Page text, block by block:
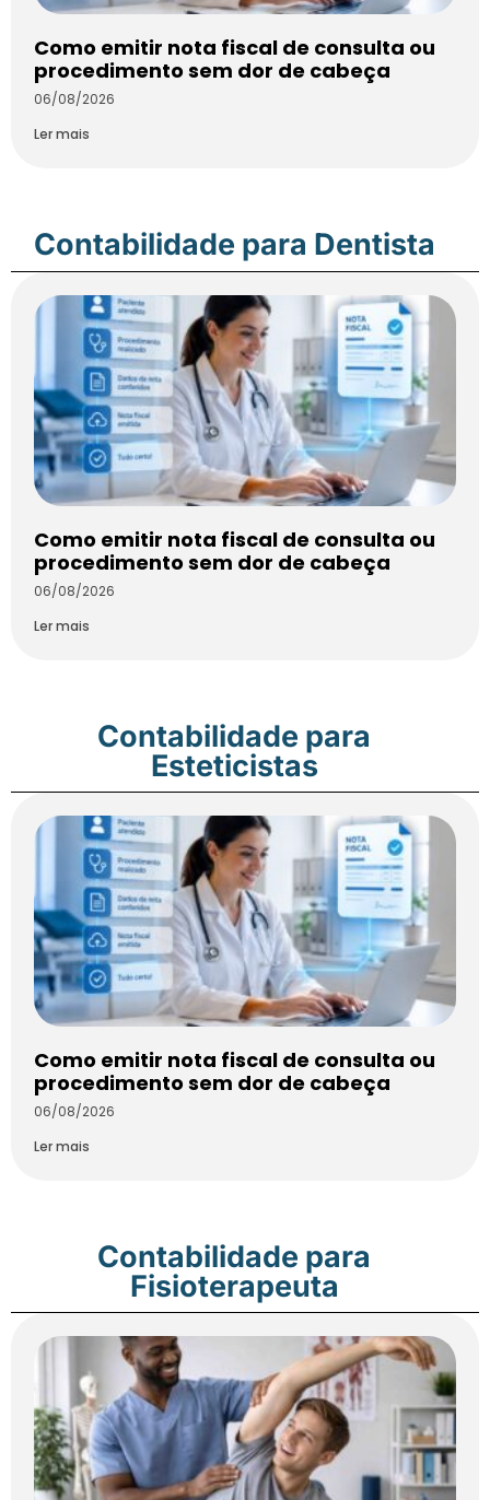
Como emitir nota fiscal de consulta ou
procedimento sem dor de cabeça
06/08/2026
Ler mais
Contabilidade para Dentista
Como emitir nota fiscal de consulta ou
procedimento sem dor de cabeça
06/08/2026
Ler mais
Contabilidade para
Esteticistas
Como emitir nota fiscal de consulta ou
procedimento sem dor de cabeça
06/08/2026
Ler mais
Contabilidade para
Fisioterapeuta